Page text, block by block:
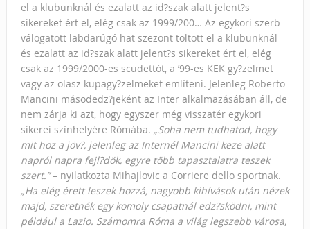
el a klubunknál és ezalatt az id?szak alatt jelent?s
sikereket ért el, elég csak az 1999/200… Az egykori szerb
válogatott labdarúgó hat szezont töltött el a klubunknál
és ezalatt az id?szak alatt jelent?s sikereket ért el, elég
csak az 1999/2000-es scudettót, a ’99-es KEK gy?zelmet
vagy az olasz kupagy?zelmeket említeni. Jelenleg Roberto
Mancini másodedz?jeként az Inter alkalmazásában áll, de
nem zárja ki azt, hogy egyszer még visszatér egykori
sikerei színhelyére Rómába. „Soha nem tudhatod, hogy
mit hoz a jöv?, jelenleg az Internél Mancini keze alatt
napról napra fejl?dök, egyre több tapasztalatra teszek
szert.”– nyilatkozta Mihajlovic a Corriere dello sportnak.
„Ha elég érett leszek hozzá, nagyobb kihívások után nézek
majd, szeretnék egy komoly csapatnál edz?sködni, mint
például a Lazio. Számomra Róma a világ legszebb városa,